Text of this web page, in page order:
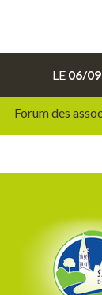
LE 06/09
Forum des